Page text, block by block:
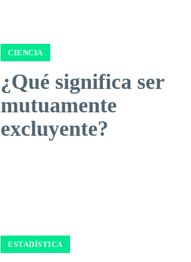
CIENCIA
¿Qué significa ser
mutuamente
excluyente?
ESTADÍSTICA